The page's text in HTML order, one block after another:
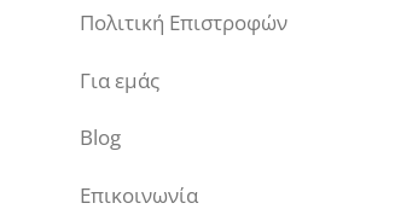
Πολιτική Επιστροφών
Για εμάς
Blog
Επικοινωνία